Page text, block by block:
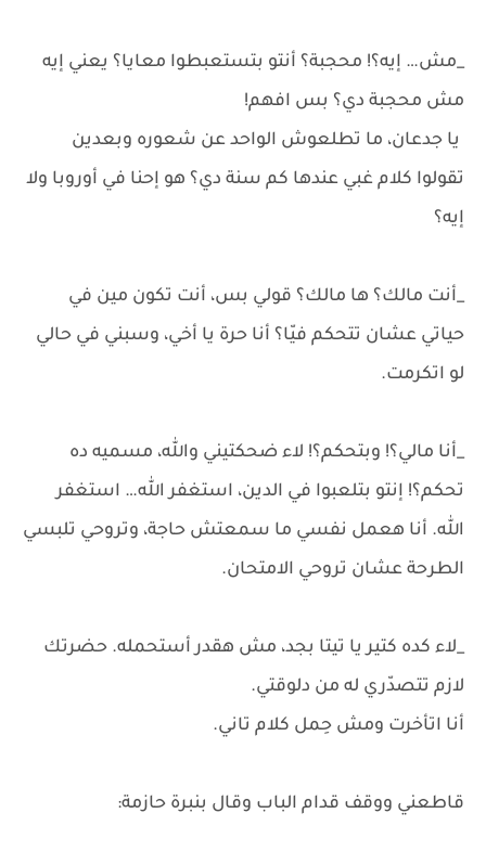
_مش… إيه؟! محجبة؟ أنتو بتستعبطوا معايا؟ يعني إيه
مش محجبة دي؟ بس افهم!
يا جدعان، ما تطلعوش الواحد عن شعوره وبعدين
تقولوا كلام غبي عندها كم سنة دي؟ هو إحنا في أوروبا ولا
إيه؟
_أنت مالك؟ ها مالك؟ قولي بس، أنت تكون مين في
حياتي عشان تتحكم فيّا؟ أنا حرة يا أخي، وسبني في حالي
لو اتكرمت.
_أنا مالي؟! وبتحكم؟! لاء ضحكتيني والله، مسميه ده
تحكم؟! إنتو بتلعبوا في الدين، استغفر الله… استغفر
الله. أنا هعمل نفسي ما سمعتش حاجة، وتروحي تلبسي
الطرحة عشان تروحي الامتحان.
_لاء كده كتير يا تيتا بجد، مش هقدر أستحمله. حضرتك
لازم تتصدّري له من دلوقتي.
أنا اتأخرت ومش حِمل كلام تاني.
قاطعني ووقف قدام الباب وقال بنبرة حازمة: